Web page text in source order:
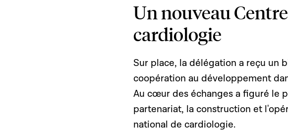
Un nouveau
cardiologie
Sur place, la délégation a reçu un
coopération au développement
Au cœur des échanges a figuré le
partenariat, la construction et
national de cardiologie.